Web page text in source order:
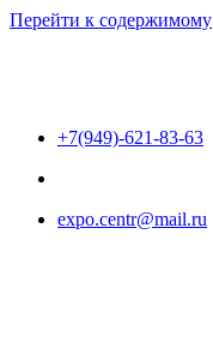
Перейти к содержимому
+7(949)-621-83-63
expo.centr@mail.ru